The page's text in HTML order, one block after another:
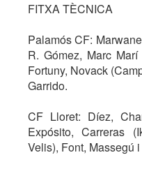
FITXA TÈCNICA
Palamós CF:
R. Gómez, Marc
Fortuny, Novack
Garrido.
CF Lloret: Díez,
Expósito, Carreras
Velis), Font, Massegú